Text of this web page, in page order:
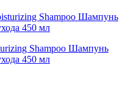
Shampoo Шампунь
450 мл